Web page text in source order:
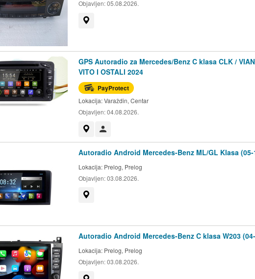
Objavljen:05.08.2026.
GPS Autoradio za Mercedes/Benz C klasa CLK /
VITO I OSTALI 2024
PayProtect
Lokacija:Varaždin, Centar
Objavljen:04.08.2026.
Autoradio Android Mercedes-Benz ML/GL Klasa (05-
Lokacija: Prelog, Prelog
Objavljen:03.08.2026.
Autoradio Android Mercedes-Benz C klasa W203
Lokacija: Prelog, Prelog
Objavljen:03.08.2026.